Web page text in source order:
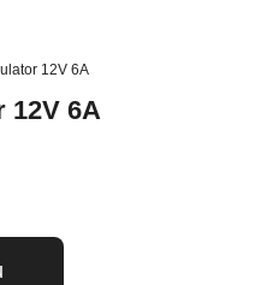
12V 6A
12V 6A